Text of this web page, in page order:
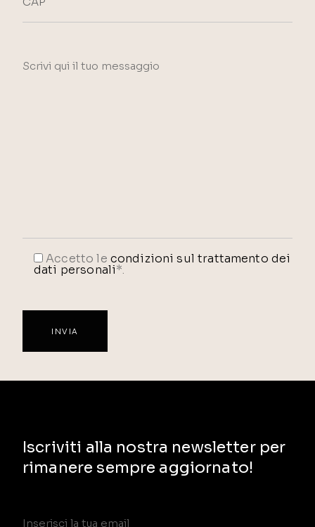
Accetto le condizioni sul trattamento dei
dati personali*.
Iscriviti alla nostra newsletter per
rimanere sempre aggiornato!